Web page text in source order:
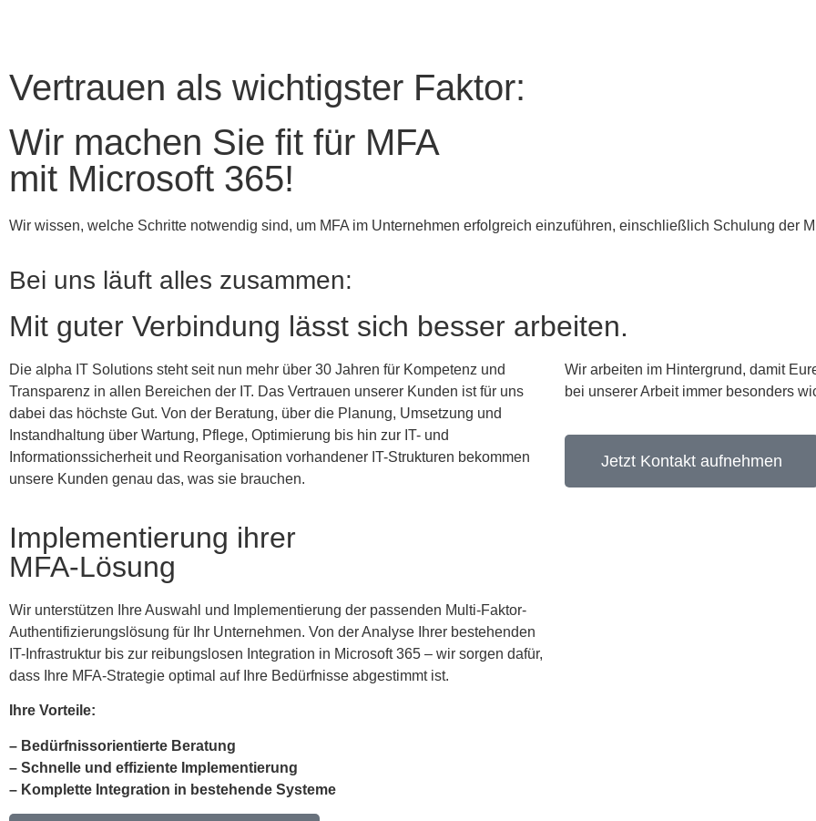
Vertrauen als wichtigster Faktor:
Wir machen Sie fit für MFA
mit Microsoft 365!
Wir wissen, welche Schritte notwendig sind, um MFA im Unternehmen erfolgreich einzuführen, einschließlich Schulung der
Bei uns läuft alles zusammen:
Mit guter Verbindung lässt sich besser arbeiten.
Die alpha IT Solutions steht seit nun mehr über 30 Jahren für Kompetenz und
Transparenz in allen Bereichen der IT. Das Vertrauen unserer Kunden ist für uns
dabei das höchste Gut. Von der Beratung, über die Planung, Umsetzung und
Instandhaltung über Wartung, Pflege, Optimierung bis hin zur IT- und
Informationssicherheit und Reorganisation vorhandener IT-Strukturen bekommen
unsere Kunden genau das, was sie brauchen.
Wir arbeiten im Hintergrund, damit
bei unserer Arbeit immer besonders
Jetzt Kontakt aufnehmen
Implementierung ihrer
MFA-Lösung
Wir unterstützen Ihre Auswahl und Implementierung der passenden Multi-Faktor-
Authentifizierungslösung für Ihr Unternehmen. Von der Analyse Ihrer bestehenden
IT-Infrastruktur bis zur reibungslosen Integration in Microsoft 365 – wir sorgen dafür,
dass Ihre MFA-Strategie optimal auf Ihre Bedürfnisse abgestimmt ist.
Ihre Vorteile:
– Bedürfnissorientierte Beratung
– Schnelle und effiziente Implementierung
– Komplette Integration in bestehende Systeme